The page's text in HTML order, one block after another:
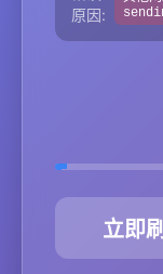
原因:
立即